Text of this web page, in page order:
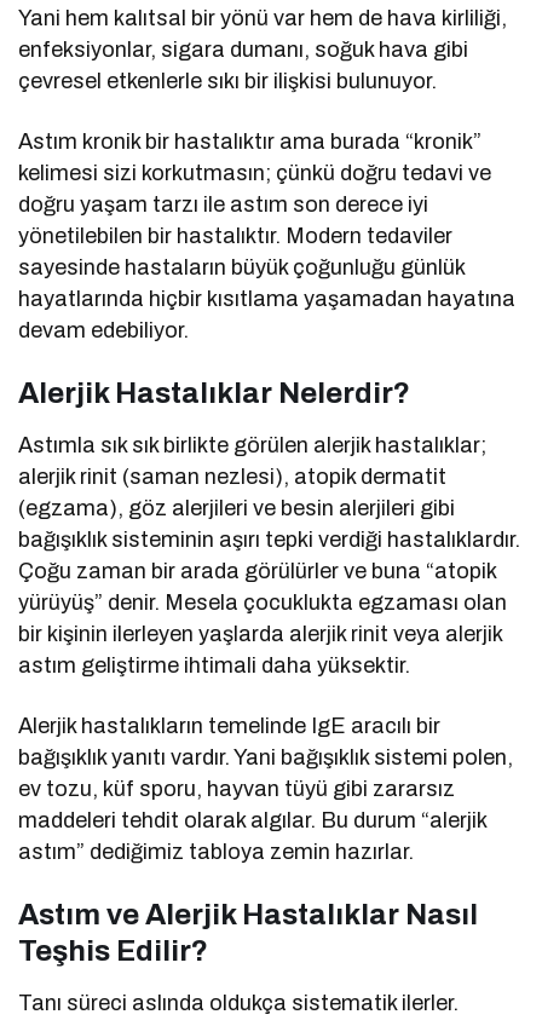
Yani hem kalıtsal bir yönü var hem de hava kirliliği,
enfeksiyonlar, sigara dumanı, soğuk hava gibi
çevresel etkenlerle sıkı bir ilişkisi bulunuyor.
Astım kronik bir hastalıktır ama burada “kronik”
kelimesi sizi korkutmasın; çünkü doğru tedavi ve
doğru yaşam tarzı ile astım son derece iyi
yönetilebilen bir hastalıktır. Modern tedaviler
sayesinde hastaların büyük çoğunluğu günlük
hayatlarında hiçbir kısıtlama yaşamadan hayatına
devam edebiliyor.
Alerjik Hastalıklar Nelerdir?
Astımla sık sık birlikte görülen alerjik hastalıklar;
alerjik rinit (saman nezlesi), atopik dermatit
(egzama), göz alerjileri ve besin alerjileri gibi
bağışıklık sisteminin aşırı tepki verdiği hastalıklardır.
Çoğu zaman bir arada görülürler ve buna “atopik
yürüyüş” denir. Mesela çocuklukta egzaması olan
bir kişinin ilerleyen yaşlarda alerjik rinit veya alerjik
astım geliştirme ihtimali daha yüksektir.
Alerjik hastalıkların temelinde IgE aracılı bir
bağışıklık yanıtı vardır. Yani bağışıklık sistemi polen,
ev tozu, küf sporu, hayvan tüyü gibi zararsız
maddeleri tehdit olarak algılar. Bu durum “alerjik
astım” dediğimiz tabloya zemin hazırlar.
Astım ve Alerjik Hastalıklar Nasıl
Teşhis Edilir?
Tanı süreci aslında oldukça sistematik ilerler.